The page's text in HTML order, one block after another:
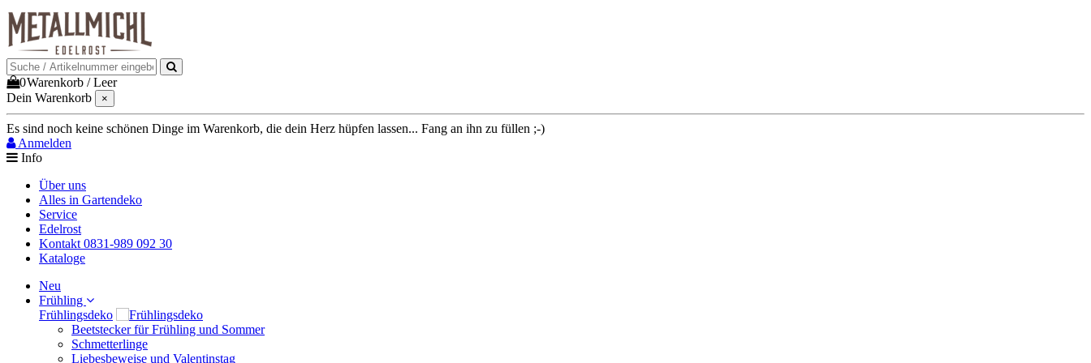
0Warenkorb /Leer
Dein Warenkorb
×
Es sind noch keine schönen Dinge im Warenkorb, die dein Herz hüpfen lassen... Fang an ihn zu füllen ;-)
Anmelden
Info
Über uns
Alles in Gartendeko
Service
Edelrost
Kontakt 0831-989 092 30
Kataloge
Neu
Frühling
Frühlingsdeko
Beetstecker für Frühling und Sommer
Schmetterlinge
Liebesbeweise und Valentinstag